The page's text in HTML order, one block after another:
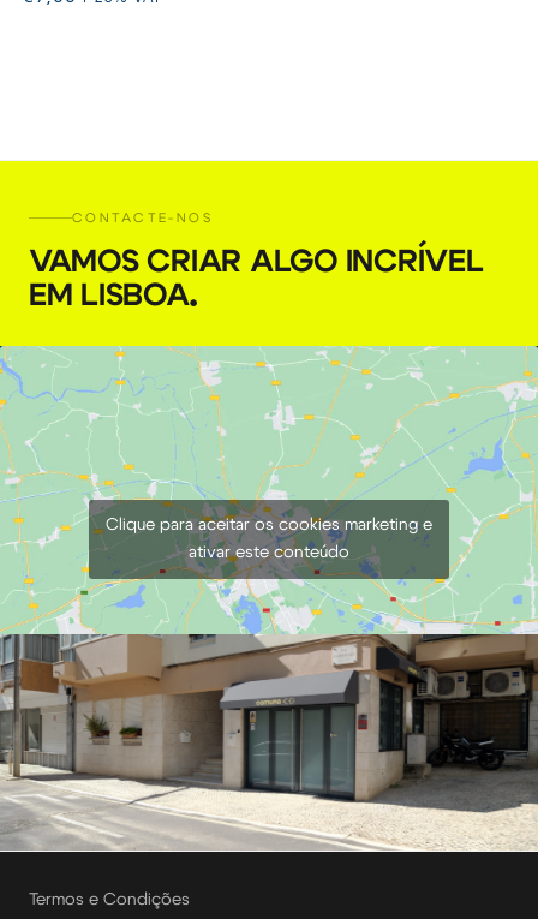
CONTACTE-NOS
VAMOS CRIAR ALGO INCRÍVEL
EM LISBOA.
Clique para aceitar os cookies marketing e
ativar este conteúdo
Termos e Condições